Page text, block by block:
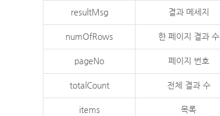
resultMsg 결과 메세지
numOfRows 한 페이지 결과 수
pageNo 페이지 번호
totalCount 전체 결과 수
items 목록